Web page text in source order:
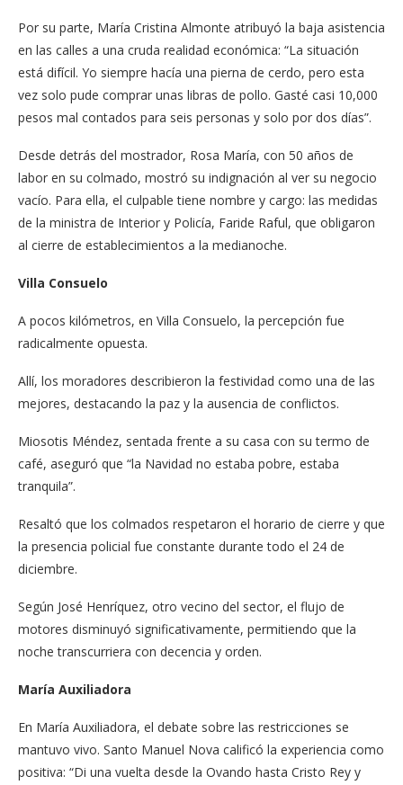
Por su parte, María Cristina Almonte atribuyó la baja asistencia
en las calles a una cruda realidad económica: “La situación
está difícil. Yo siempre hacía una pierna de cerdo, pero esta
vez solo pude comprar unas libras de pollo. Gasté casi 10,000
pesos mal contados para seis personas y solo por dos días”.
Desde detrás del mostrador, Rosa María, con 50 años de
labor en su colmado, mostró su indignación al ver su negocio
vacío. Para ella, el culpable tiene nombre y cargo: las medidas
de la ministra de Interior y Policía, Faride Raful, que obligaron
al cierre de establecimientos a la medianoche.
Villa Consuelo
A pocos kilómetros, en Villa Consuelo, la percepción fue
radicalmente opuesta.
Allí, los moradores describieron la festividad como una de las
mejores, destacando la paz y la ausencia de conflictos.
Miosotis Méndez, sentada frente a su casa con su termo de
café, aseguró que “la Navidad no estaba pobre, estaba
tranquila”.
Resaltó que los colmados respetaron el horario de cierre y que
la presencia policial fue constante durante todo el 24 de
diciembre.
Según José Henríquez, otro vecino del sector, el flujo de
motores disminuyó significativamente, permitiendo que la
noche transcurriera con decencia y orden.
María Auxiliadora
En María Auxiliadora, el debate sobre las restricciones se
mantuvo vivo. Santo Manuel Nova calificó la experiencia como
positiva: “Di una vuelta desde la Ovando hasta Cristo Rey y